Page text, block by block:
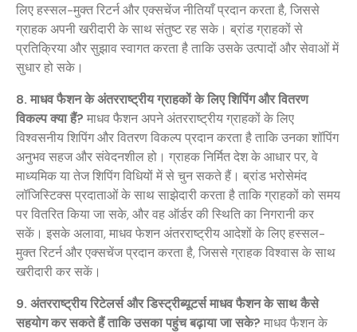
लिए हस्सल-मुक्त रिटर्न और एक्सचेंज नीतियाँ प्रदान करता है, जिससे
ग्राहक अपनी खरीदारी के साथ संतुष्ट रह सके। ब्रांड ग्राहकों से
प्रतिक्रिया और सुझाव स्वागत करता है ताकि उसके उत्पादों और सेवाओं में
सुधार हो सके।
8. माधव फैशन के अंतरराष्ट्रीय ग्राहकों के लिए शिपिंग और वितरण
विकल्प क्या हैं? माधव फैशन अपने अंतरराष्ट्रीय ग्राहकों के लिए
विश्वसनीय शिपिंग और वितरण विकल्प प्रदान करता है ताकि उनका शॉपिंग
अनुभव सहज और संवेदनशील हो। ग्राहक निर्मित देश के आधार पर, वे
माध्यमिक या तेज शिपिंग विधियों में से चुन सकते हैं। ब्रांड भरोसेमंद
लॉजिस्टिक्स प्रदाताओं के साथ साझेदारी करता है ताकि ग्राहकों को समय
पर वितरित किया जा सके, और वह ऑर्डर की स्थिति का निगरानी कर
सकें। इसके अलावा, माधव फेशन अंतरराष्ट्रीय आदेशों के लिए हस्सल-
मुक्त रिटर्न और एक्सचेंज प्रदान करता है, जिससे ग्राहक विश्वास के साथ
खरीदारी कर सकें।
9. अंतरराष्ट्रीय रिटेलर्स और डिस्ट्रीब्यूटर्स माधव फैशन के साथ कैसे
सहयोग कर सकते हैं ताकि उसका पहुंच बढ़ाया जा सके? माधव फैशन के